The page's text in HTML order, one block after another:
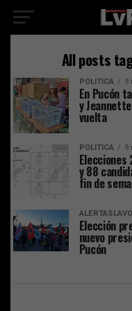
All posts
POLITICA 9
En Pucón
y
vuelta
POLITICA 9
y 88
fin de
Elección
nuevo
Pucón